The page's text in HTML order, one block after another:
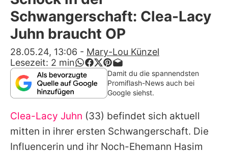
Alle Themen auf Promiflash
Jobs
App runterladen
Team
Redaktionelle Richtlinien
Impressum
Datenschutzerklärung
Schwangerschaft: Clea-Lacy
Juhn braucht OP
28.05.24, 13:06 - Mary-Lou Künzel
Lesezeit: 2 min
Damit du die spannendsten
Promiflash-News auch bei
Google siehst.
Clea-Lacy Juhn (33) befindet sich aktuell
mitten in ihrer ersten Schwangerschaft. Die
Influencerin und ihr Noch-Ehemann Hasim